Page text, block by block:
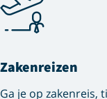
Zakenreizen
Ga je op zakenreis,